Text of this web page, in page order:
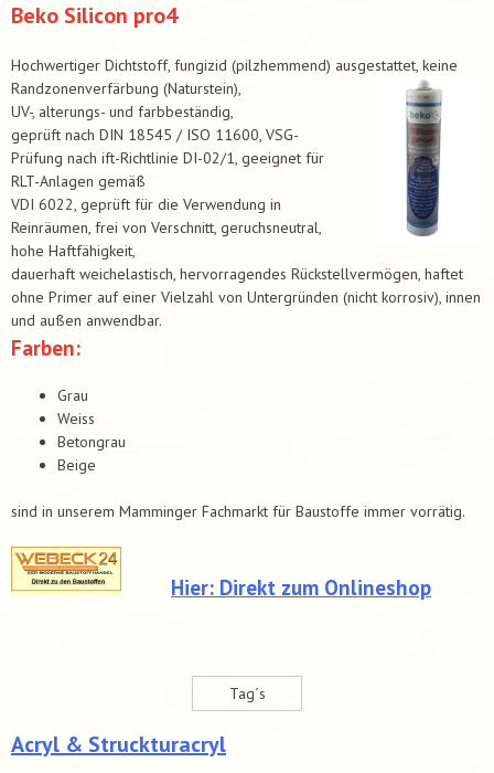
Beko Silicon pro4
Hochwertiger Dichtstoff, fungizid (pilzhemmend) ausgestattet, keine
Randzonenverfärbung (Naturstein),
UV-, alterungs- und farbbeständig,
geprüft nach DIN 18545 / ISO 11600, VSG-
Prüfung nach ift-Richtlinie DI-02/1, geeignet für
RLT-Anlagen gemäß
VDI 6022, geprüft für die Verwendung in
Reinräumen, frei von Verschnitt, geruchsneutral,
hohe Haftfähigkeit,
dauerhaft weichelastisch, hervorragendes Rückstellvermögen, haftet
ohne Primer auf einer Vielzahl von Untergründen (nicht korrosiv), innen
und außen anwendbar.
Farben:
Grau
Weiss
Betongrau
Beige
sind in unserem Mamminger Fachmarkt für Baustoffe immer vorrätig.
Hier: Direkt zum Onlineshop
Tag´s
Acryl & Struckturacryl